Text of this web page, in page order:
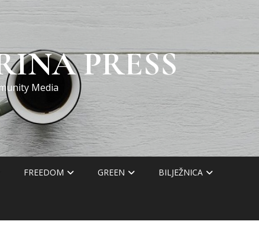
PRESS
Media
FREEDOM GREEN BILJEŽNICA